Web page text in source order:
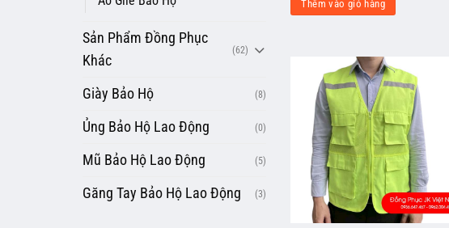
Sản Phẩm Đồng Phục
Khác
(62)
Giày Bảo Hộ (8)
Ủng Bảo Hộ Lao Động (0)
Mũ Bảo Hộ Lao Động (5)
Găng Tay Bảo Hộ Lao Động (3)
Thêm vào giỏ hàng